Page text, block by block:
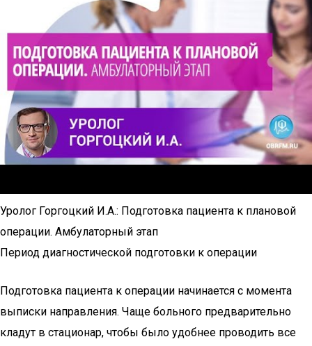
Уролог Горгоцкий И.А.: Подготовка пациента к плановой
операции. Амбулаторный этап
Период диагностической подготовки к операции
Подготовка пациента к операции начинается с момента
выписки направления. Чаще больного предварительно
кладут в стационар, чтобы было удобнее проводить все